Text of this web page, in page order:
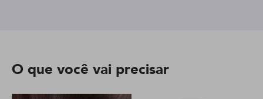
O que você vai precisar